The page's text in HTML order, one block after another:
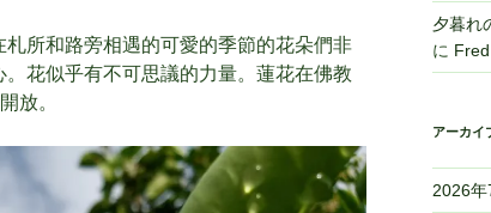
所和路旁相遇的可愛的季節的花朵們非
花似乎有不可思議的力量。蓮花在佛教
放。
夕暮れ
に Fred
アーカイ
2026年